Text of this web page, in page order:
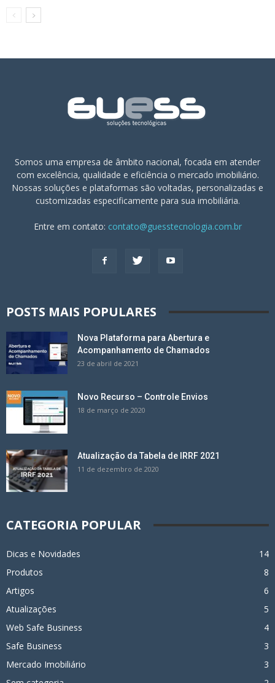
Somos uma empresa de âmbito nacional, focada em atender
com excelência, qualidade e eficiência o mercado imobiliário.
Nossas soluções e plataformas são voltadas, personalizadas e
customizadas especificamente para sua imobiliária.
Entre em contato: contato@guesstecnologia.com.br
POSTS MAIS POPULARES
Nova Plataforma para Abertura e
Acompanhamento de Chamados
23 de abril de 2021
Novo Recurso – Controle Envios
18 de março de 2020
Atualização da Tabela de IRRF 2021
11 de dezembro de 2020
CATEGORIA POPULAR
Dicas e Novidades
14
Produtos
8
Artigos
6
Atualizações
5
Web Safe Business
4
Safe Business
3
Mercado Imobiliário
3